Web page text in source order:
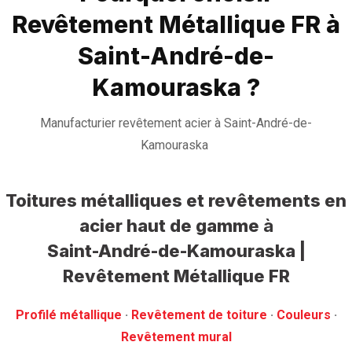
Revêtement Métallique FR à
Saint-André-de-
Kamouraska ?
Manufacturier revêtement acier à Saint-André-de-
Kamouraska
Toitures métalliques et revêtements en
acier haut de gamme à
Saint-André-de-Kamouraska |
Revêtement Métallique FR
Profilé métallique · ‎ Revêtement de toiture · ‎ Couleurs ·
‎Revêtement mural